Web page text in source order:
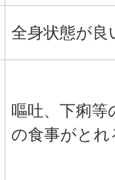
全身状態が良
嘔吐、下痢等
の食事がと